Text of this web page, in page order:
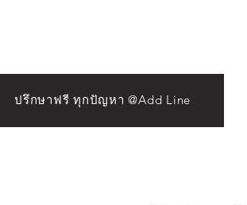
ปรึกษาฟรี ทุกปัญหา @Add Line